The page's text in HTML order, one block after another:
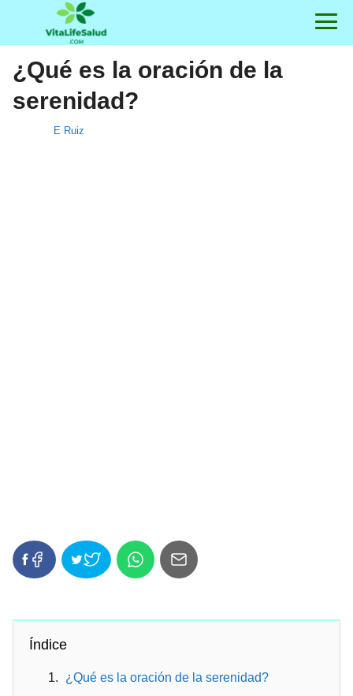
¿Qué es la oración de la
serenidad?
E Ruiz
Índice
¿Qué es la oración de la serenidad?